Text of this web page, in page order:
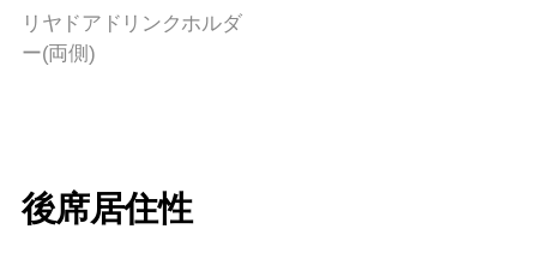
リヤドアドリンクホルダ
ー(両側)
後席居住性